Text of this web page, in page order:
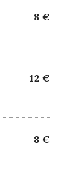
8 €
12 €
8 €